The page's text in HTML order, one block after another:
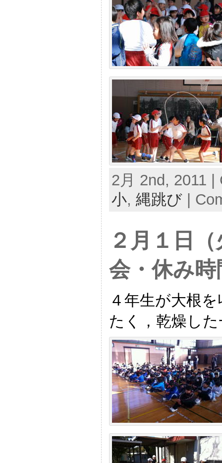
2月 2nd, 2011
小, 縄跳び|
２月１日
会・休み時
４年生が大根
たく，乾燥し